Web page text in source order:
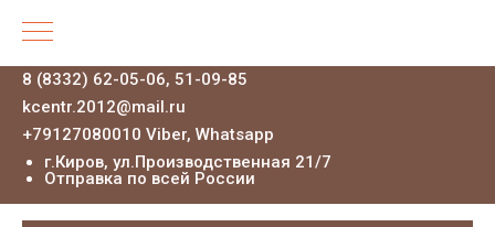
8 (8332) 62-05-06, 51-09-85
kcentr.2012@mail.ru
+79127080010 Viber, Whatsapp
г.Киров, ул.Производственная 21/7
Отправка по всей России